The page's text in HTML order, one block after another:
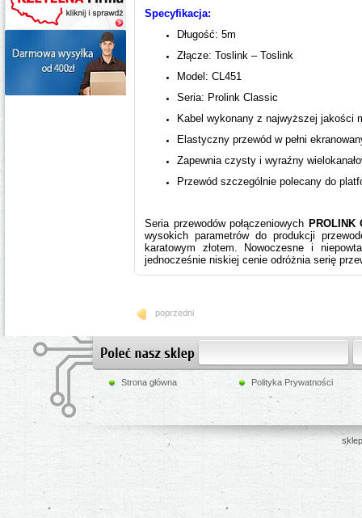
Specyfikacja:
Długość: 5m
Złącze: Toslink – Toslink
Model: CL451
Seria: Prolink Classic
Kabel wykonany z najwyższej jakości
Elastyczny przewód w pełni
Zapewnia czysty i wyraźny
Przewód szczególnie polecany do
Seria przewodów połączeniowych
wysokich parametrów do produkcji
karatowym złotem. Nowoczesne i
jednocześnie niskiej cenie odróżnia serię
poprzedni
Strona główna Polityka Prywatności